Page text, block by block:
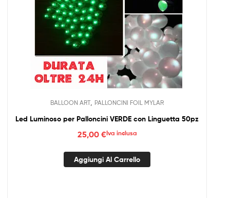
BALLOON ART, PALLONCINI FOIL MYLAR
Led Luminoso per Palloncini VERDE con Linguetta 50pz
25,00 €Iva inclusa
Aggiungi Al Carrello